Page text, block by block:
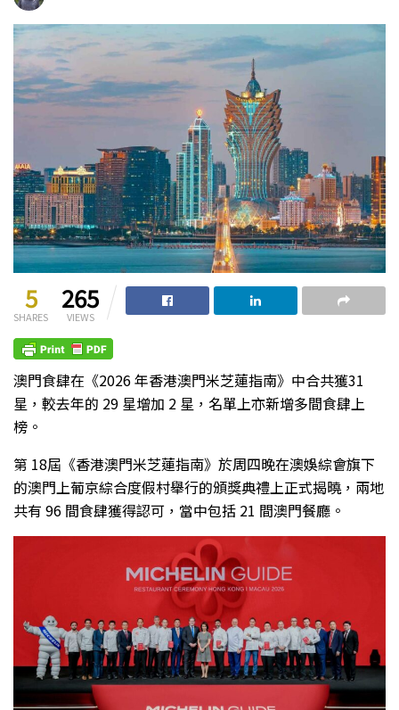
5
SHARES
265
VIEWS
澳門食肆在《2026 年香港澳門米芝蓮指南》中合共獲31
星，較去年的 29 星增加 2 星，名單上亦新增多間食肆上
榜。
第 18屆《香港澳門米芝蓮指南》於周四晚在澳娛綜會旗下
的澳門上葡京綜合度假村舉行的頒獎典禮上正式揭曉，兩地
共有 96 間食肆獲得認可，當中包括 21 間澳門餐廳。